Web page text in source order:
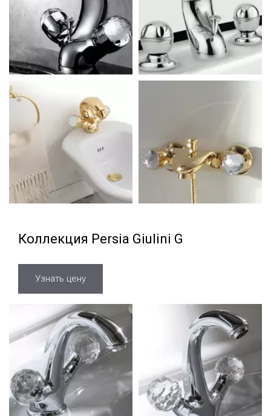
Коллекция Persia Giulini G
Узнать цену